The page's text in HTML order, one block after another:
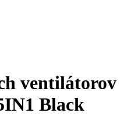
ventilátorov
Black